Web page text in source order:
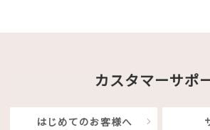
カスタマーサポ
はじめてのお客様へ